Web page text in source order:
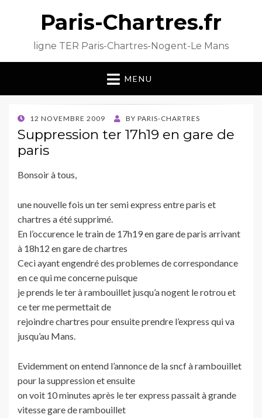
Paris-Chartres.fr
ligne TER Paris-Chartres-Nogent-Le Mans
MENU
POSTED
ON
12 NOVEMBRE 2009 BY PARIS-CHARTRES
Suppression ter 17h19 en gare de
paris
Bonsoir à tous,
une nouvelle fois un ter semi express entre paris et
chartres a été supprimé.
En l’occurence le train de 17h19 en gare de paris arrivant
à 18h12 en gare de chartres
Ceci ayant engendré des problemes de correspondance
en ce qui me concerne puisque
je prends le ter à rambouillet jusqu’a nogent le rotrou et
ce ter me permettait de
rejoindre chartres pour ensuite prendre l’express qui va
jusqu’au Mans.
Evidemment on entend l’annonce de la sncf à rambouillet
pour la suppression et ensuite
on voit 10 minutes après le ter express passait à grande
vitesse gare de rambouillet